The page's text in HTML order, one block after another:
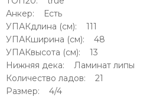
Анкер: Есть
УПАКдлина (см): 111
УПАКширина (см): 48
УПАКвысота (см): 13
Нижняя дека: Ламинат липы
Количество ладов: 21
Размер: 4/4